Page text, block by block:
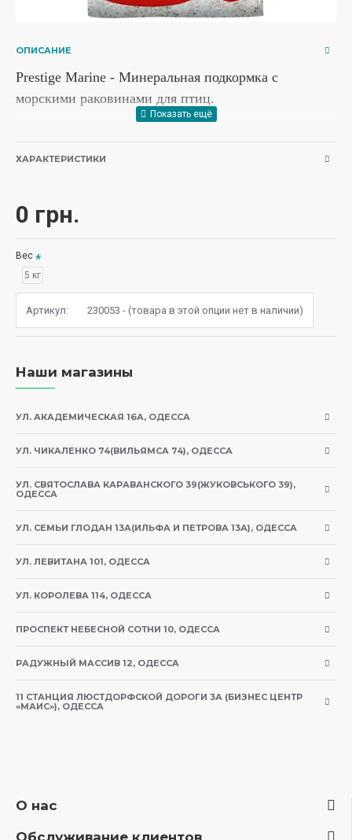
ОПИСАНИЕ
Prestige Marine - Минеральная подкормка с
морскими раковинами для птиц.
декоративных видов птиц;
ракушек являются источником кальция, который
необходим для развития скелета и крепкой
Незаменимая пищевая добавка для каждой
Состав:
на 50% состоит из раковин устриц, ракушечника,
минералов и семян аниса.
ХАРАКТЕРИСТИКИ
0 грн.
Вес
5 кг
Артикул: 230053 - (товара в этой опции нет в наличии)
Наши магазины
УЛ. АКАДЕМИЧЕСКАЯ 16А, ОДЕССА
УЛ. ЧИКАЛЕНКО 74(ВИЛЬЯМСА 74), ОДЕССА
УЛ. СВЯТОСЛАВА КАРАВАНСКОГО 39(ЖУКОВСЬКОГО 39),
ОДЕССА
УЛ. СЕМЬИ ГЛОДАН 13А(ИЛЬФА И ПЕТРОВА 13А), ОДЕССА
УЛ. ЛЕВИТАНА 101, ОДЕССА
УЛ. КОРОЛЕВА 114, ОДЕССА
ПРОСПЕКТ НЕБЕСНОЙ СОТНИ 10, ОДЕССА
РАДУЖНЫЙ МАССИВ 12, ОДЕССА
11 СТАНЦИЯ ЛЮСТДОРФСКОЙ ДОРОГИ 3А (БИЗНЕС ЦЕНТР
«МАИС»), ОДЕССА
О нас
Обслуживание клиентов